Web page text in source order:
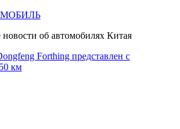
Forthing представлен с
км